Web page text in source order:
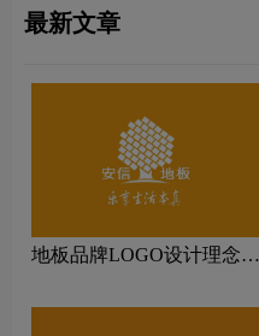
最新文章
地板品牌LOGO设计理念解